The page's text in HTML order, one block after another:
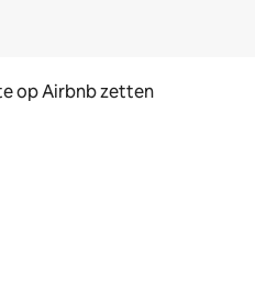
op Airbnb zetten